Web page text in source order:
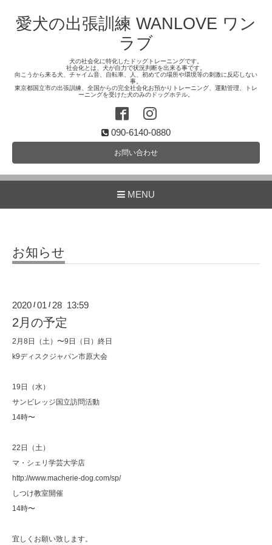
愛犬の出張訓練 WANLOVE ワン
ラブ
犬の社会化に特化したドッグトレーニングです。
社会化とは、犬が自力で状況判断を出来る事です。
向こうから来る犬、チャイム音、自転車、人、初めての場所や環境等の刺激に反応しない
事。
東京都国立市の出張訓練、全国からの完全社会化お預かりトレーニング、運動管理、トレ
ーニングを受けた犬のみのドッグホテル。
090-6140-0880
お問い合わせ
MENU
お知らせ
2020 /01 / 28 13:59
2月の予定
2月8日（土）〜9日（日）終日
k9ディスクジャパン市原大会
19日（水）
サンビレッジ国立訪問活動
14時〜
22日（土）
マ・シェリ学芸大学店
http://www.macherie-dog.com/sp/
しつけ教室開催
14時〜
宜しくお願い致します。